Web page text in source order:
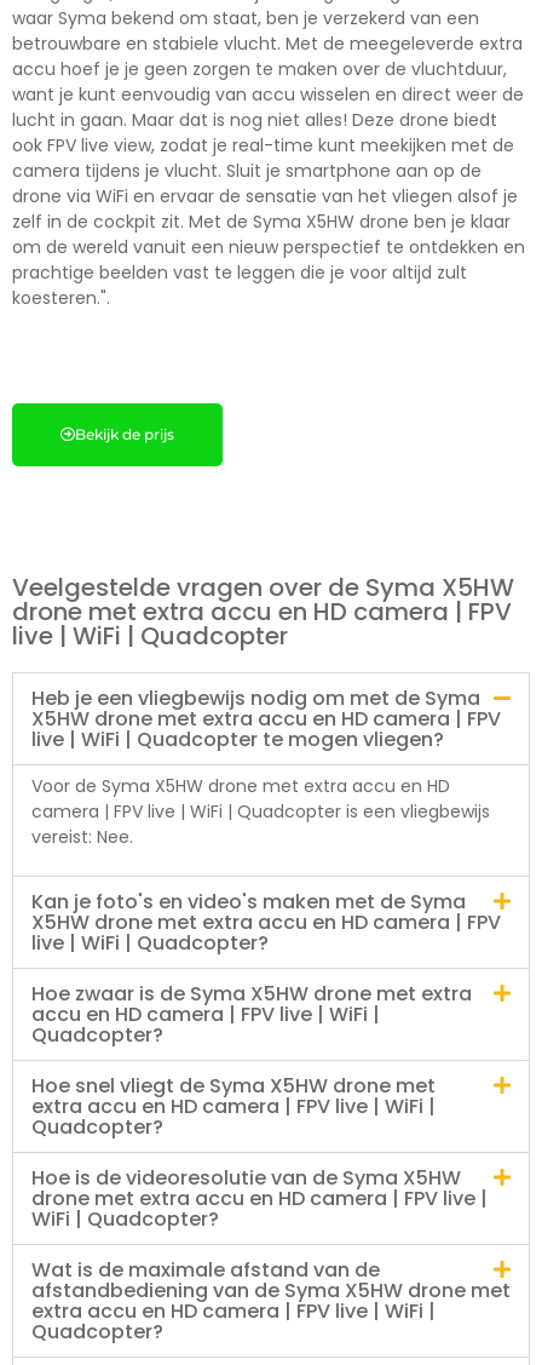
waar Syma bekend om staat, ben je verzekerd van een
betrouwbare en stabiele vlucht. Met de meegeleverde extra
accu hoef je je geen zorgen te maken over de vluchtduur,
want je kunt eenvoudig van accu wisselen en direct weer de
lucht in gaan. Maar dat is nog niet alles! Deze drone biedt
ook FPV live view, zodat je real-time kunt meekijken met de
camera tijdens je vlucht. Sluit je smartphone aan op de
drone via WiFi en ervaar de sensatie van het vliegen alsof je
zelf in de cockpit zit. Met de Syma X5HW drone ben je klaar
om de wereld vanuit een nieuw perspectief te ontdekken en
prachtige beelden vast te leggen die je voor altijd zult
koesteren.".
Bekijk de prijs
Veelgestelde vragen over de Syma X5HW
drone met extra accu en HD camera | FPV
live | WiFi | Quadcopter
Heb je een vliegbewijs nodig om met de Syma
X5HW drone met extra accu en HD camera | FPV
live | WiFi | Quadcopter te mogen vliegen?
Voor de Syma X5HW drone met extra accu en HD
camera | FPV live | WiFi | Quadcopter is een vliegbewijs
vereist: Nee.
Kan je foto's en video's maken met de Syma
X5HW drone met extra accu en HD camera | FPV
live | WiFi | Quadcopter?
Hoe zwaar is de Syma X5HW drone met extra
accu en HD camera | FPV live | WiFi |
Quadcopter?
Hoe snel vliegt de Syma X5HW drone met
extra accu en HD camera | FPV live | WiFi |
Quadcopter?
Hoe is de videoresolutie van de Syma X5HW
drone met extra accu en HD camera | FPV live |
WiFi | Quadcopter?
Wat is de maximale afstand van de
afstandbediening van de Syma X5HW drone met
extra accu en HD camera | FPV live | WiFi |
Quadcopter?